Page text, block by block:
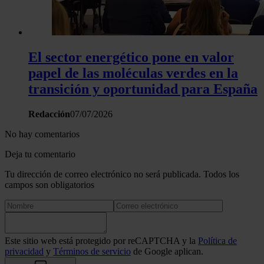
El sector energético pone en valor
papel de las moléculas verdes en la
transición y oportunidad para España
Redacción07/07/2026
No hay comentarios
Deja tu comentario
Tu dirección de correo electrónico no será publicada. Todos los
campos son obligatorios
Este sitio web está protegido por reCAPTCHA y la Política de
privacidad y Términos de servicio de Google aplican.